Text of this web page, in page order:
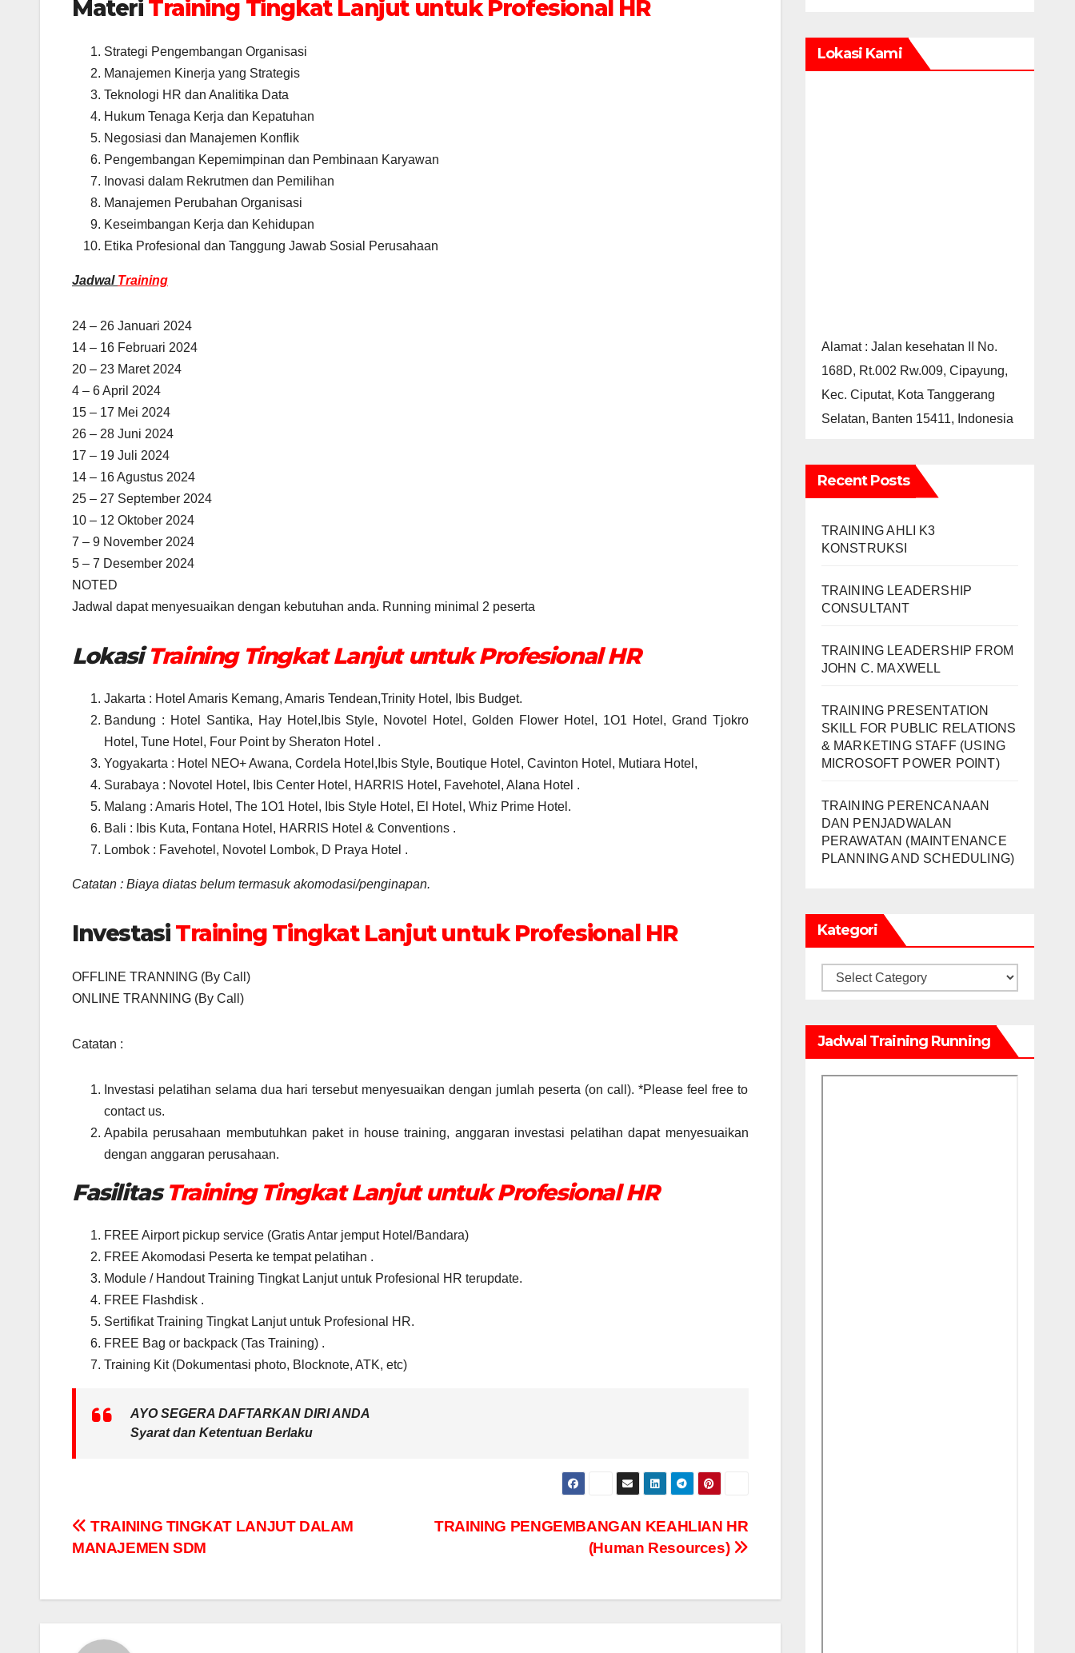
Materi Training Tingkat Lanjut untuk Profesional HR
Strategi Pengembangan Organisasi
Manajemen Kinerja yang Strategis
Teknologi HR dan Analitika Data
Hukum Tenaga Kerja dan Kepatuhan
Negosiasi dan Manajemen Konflik
Pengembangan Kepemimpinan dan Pembinaan Karyawan
Inovasi dalam Rekrutmen dan Pemilihan
Manajemen Perubahan Organisasi
Keseimbangan Kerja dan Kehidupan
Etika Profesional dan Tanggung Jawab Sosial Perusahaan
Jadwal Training
24 – 26 Januari 2024
14 – 16 Februari 2024
20 – 23 Maret 2024
4 – 6 April 2024
15 – 17 Mei 2024
26 – 28 Juni 2024
17 – 19 Juli 2024
14 – 16 Agustus 2024
25 – 27 September 2024
10 – 12 Oktober 2024
7 – 9 November 2024
5 – 7 Desember 2024
NOTED
Jadwal dapat menyesuaikan dengan kebutuhan anda. Running minimal 2 peserta
LokasiTraining Tingkat Lanjut untuk Profesional HR
Jakarta : Hotel Amaris Kemang, Amaris Tendean,Trinity Hotel, Ibis Budget.
Bandung : Hotel Santika, Hay Hotel,Ibis Style, Novotel Hotel, Golden Flower Hotel, 1O1 Hotel, Grand Tjokro
Hotel, Tune Hotel, Four Point by Sheraton Hotel .
Yogyakarta : Hotel NEO+ Awana, Cordela Hotel,Ibis Style, Boutique Hotel, Cavinton Hotel, Mutiara Hotel,
Surabaya : Novotel Hotel, Ibis Center Hotel, HARRIS Hotel, Favehotel, Alana Hotel .
Malang : Amaris Hotel, The 1O1 Hotel, Ibis Style Hotel, El Hotel, Whiz Prime Hotel.
Bali : Ibis Kuta, Fontana Hotel, HARRIS Hotel & Conventions .
Lombok : Favehotel, Novotel Lombok, D Praya Hotel .
Catatan : Biaya diatas belum termasuk akomodasi/penginapan.
Investasi Training Tingkat Lanjut untuk Profesional HR
OFFLINE TRANNING (By Call)
ONLINE TRANNING (By Call)
Catatan :
Investasi pelatihan selama dua hari tersebut menyesuaikan dengan jumlah peserta (on call). *Please feel free to
contact us.
Apabila perusahaan membutuhkan paket in house training, anggaran investasi pelatihan dapat menyesuaikan
dengan anggaran perusahaan.
FasilitasTraining Tingkat Lanjut untuk Profesional HR
FREE Airport pickup service (Gratis Antar jemput Hotel/Bandara)
FREE Akomodasi Peserta ke tempat pelatihan .
Module / Handout Training Tingkat Lanjut untuk Profesional HR terupdate.
FREE Flashdisk .
Sertifikat Training Tingkat Lanjut untuk Profesional HR.
FREE Bag or backpack (Tas Training) .
Training Kit (Dokumentasi photo, Blocknote, ATK, etc)
AYO SEGERA DAFTARKAN DIRI ANDA
Syarat dan Ketentuan Berlaku
Post
TRAINING PENGEMBANGAN KEAHLIAN HR
(Human Resources)
TRAINING TINGKAT LANJUT DALAM
MANAJEMEN SDM
Lokasi Kami
Alamat : Jalan kesehatan II No.
168D, Rt.002 Rw.009, Cipayung,
Kec. Ciputat, Kota Tanggerang
Selatan, Banten 15411, Indonesia
Recent Posts
TRAINING AHLI K3
KONSTRUKSI
TRAINING LEADERSHIP
CONSULTANT
TRAINING LEADERSHIP FROM
JOHN C. MAXWELL
TRAINING PRESENTATION
SKILL FOR PUBLIC RELATIONS
& MARKETING STAFF (USING
MICROSOFT POWER POINT)
TRAINING PERENCANAAN
DAN PENJADWALAN
PERAWATAN (MAINTENANCE
PLANNING AND SCHEDULING)
Kategori
Kategori
Jadwal Training Running